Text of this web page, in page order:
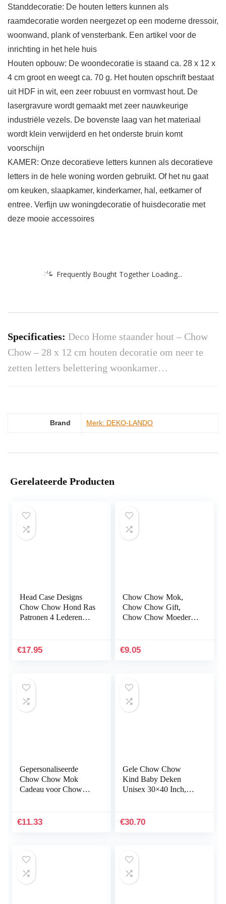
Standdecoratie: De houten letters kunnen als
raamdecoratie worden neergezet op een moderne dressoir,
woonwand, plank of vensterbank. Een artikel voor de
inrichting in het hele huis
Houten opbouw: De woondecoratie is staand ca. 28 x 12 x
4 cm groot en weegt ca. 70 g. Het houten opschrift bestaat
uit HDF in wit, een zeer robuust en vormvast hout. De
lasergravure wordt gemaakt met zeer nauwkeurige
industriële vezels. De bovenste laag van het materiaal
wordt klein verwijderd en het onderste bruin komt
voorschijn
KAMER: Onze decoratieve letters kunnen als decoratieve
letters in de hele woning worden gebruikt. Of het nu gaat
om keuken, slaapkamer, kinderkamer, hal, eetkamer of
entree. Verfijn uw woningdecoratie of huisdecoratie met
deze mooie accessoires
Frequently Bought Together Loading...
Specificaties: Deco Home staander hout – Chow
Chow – 28 x 12 cm houten decoratie om neer te
zetten letters belettering woonkamer…
Brand Merk: DEKO-LANDO
Gerelateerde Producten
Head Case Designs
Chow Chow Hond Ras
Patronen 4 Lederen
Apple iPhone 7
€17.95
Chow Chow Mok,
Chow Chow Gift,
Chow Chow Moeder,
Cup
€9.05
Gepersonaliseerde
Chow Chow Mok
Cadeau voor Chow
– Geweldige cadeaus
€11.33
Gele Chow Chow
Kind Baby Deken
Unisex 30×40 Inch,
Lichtgewicht Flanel…
€30.70